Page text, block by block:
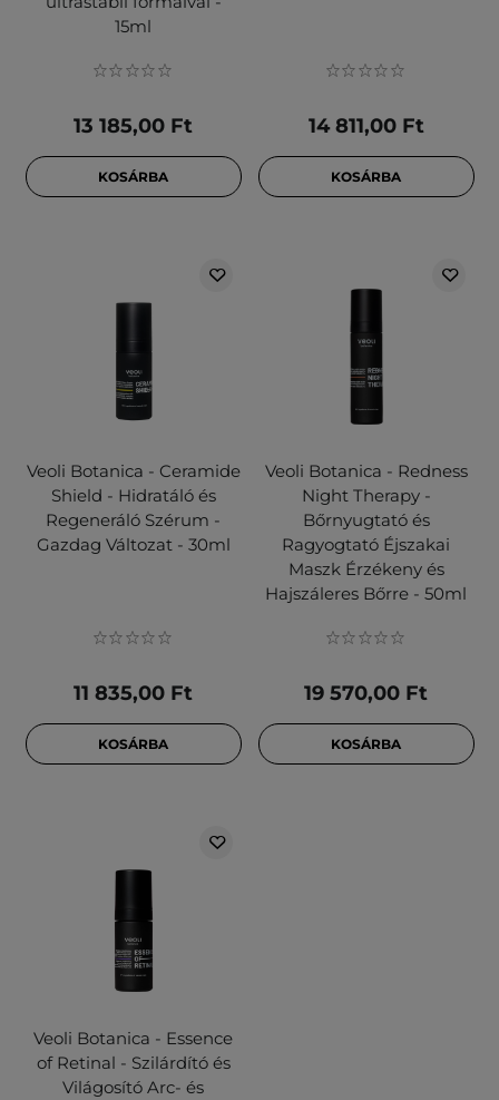
15ml
13 185,00 Ft
KOSÁRBA
14 811,00 Ft
KOSÁRBA
Veoli Botanica - Ceramide
Shield - Hidratáló és
Regeneráló Szérum -
Gazdag Változat - 30ml
11 835,00 Ft
KOSÁRBA
Veoli Botanica - Redness
Night Therapy -
Bőrnyugtató és
Ragyogtató Éjszakai
Maszk Érzékeny és
Hajszáleres Bőrre - 50ml
19 570,00 Ft
KOSÁRBA
Veoli Botanica - Essence
of Retinal - Szilárdító és
Világosító Arc- és